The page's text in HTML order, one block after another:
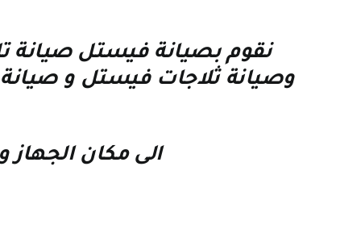
نقوم بصيانة فيستل
وصيانة ثلاجات فيستل و
الى مكان